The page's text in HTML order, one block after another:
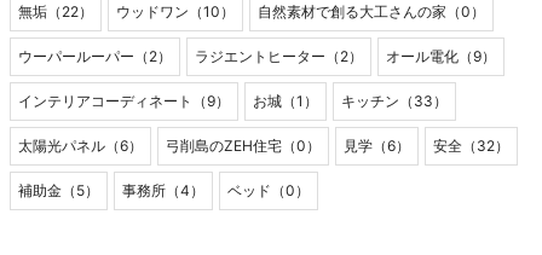
無垢（22） ウッドワン（10） 自然素材で創る大工さんの家（0）
ウーパールーパー（2） ラジエントヒーター（2） オール電化（9）
インテリアコーディネート（9） お城（1） キッチン（33）
太陽光パネル（6） 弓削島のZEH住宅（0） 見学（6） 安全（32）
補助金（5） 事務所（4） ベッド（0）